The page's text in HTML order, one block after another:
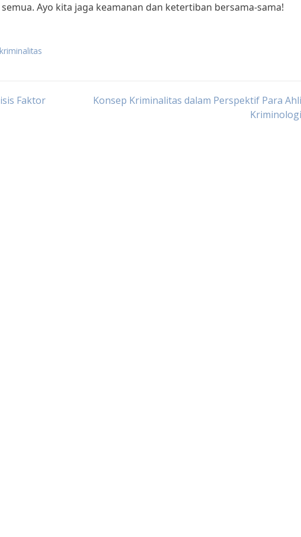
Ayo kita jaga keamanan dan ketertiban bersama-sama!
Faktor
Konsep Kriminalitas dalam Perspektif Para Ahli
Kriminologi